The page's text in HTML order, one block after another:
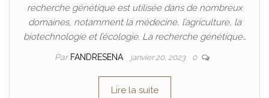
recherche génétique est utilisée dans de nombreux
domaines, notamment la médecine, l’agriculture, la
biotechnologie et l’écologie. La recherche génétique…
Par FANDRESENA janvier 20, 2023 0
Lire la suite